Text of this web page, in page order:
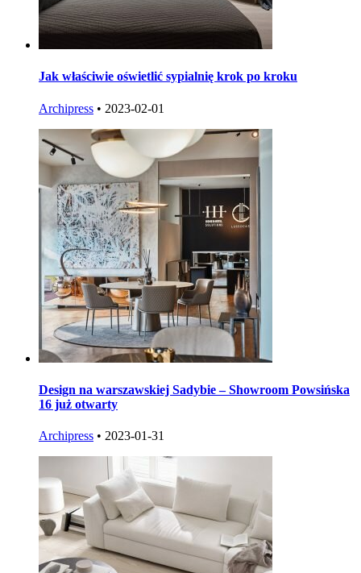
Jak właściwie oświetlić sypialnię krok po kroku
Archipress • 2023-02-01
Design na warszawskiej Sadybie – Showroom Powsińska
16 już otwarty
Archipress • 2023-01-31